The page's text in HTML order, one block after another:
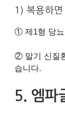
1) 복용하
① 제1형 당뇨
② 말기 신질
습니다.
5. 엠파